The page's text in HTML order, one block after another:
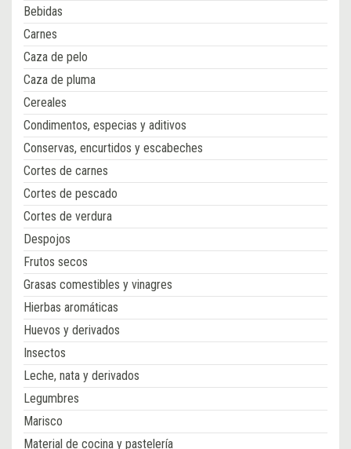
Bebidas
Carnes
Caza de pelo
Caza de pluma
Cereales
Condimentos, especias y aditivos
Conservas, encurtidos y escabeches
Cortes de carnes
Cortes de pescado
Cortes de verdura
Despojos
Frutos secos
Grasas comestibles y vinagres
Hierbas aromáticas
Huevos y derivados
Insectos
Leche, nata y derivados
Legumbres
Marisco
Material de cocina y pastelería